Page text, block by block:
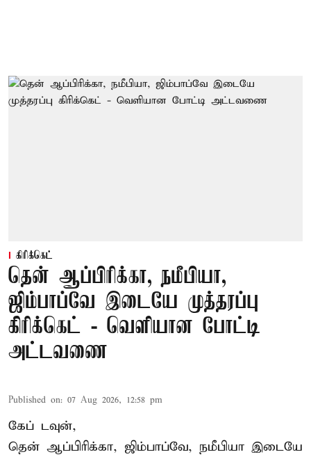
கிரிக்கெட்
தென் ஆப்பிரிக்கா, நமீபியா,
ஜிம்பாப்வே இடையே முத்தரப்பு
கிரிக்கெட் - வெளியான போட்டி
அட்டவணை
Published on: 07 Aug 2026, 12:58 pm
கேப் டவுன்,
தென் ஆப்பிரிக்கா, ஜிம்பாப்வே, நமீபியா இடையே